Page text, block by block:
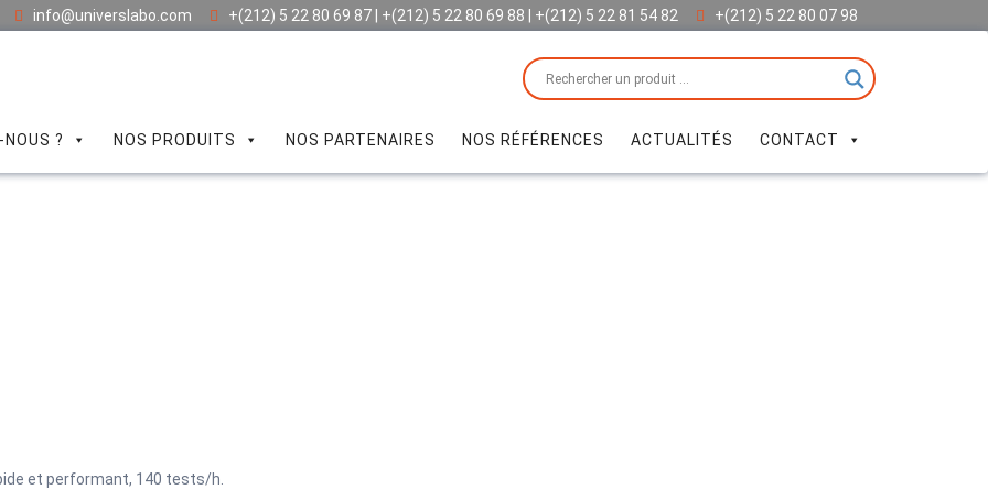
info@universlabo.com +(212) 5 22 80 69 87 | +(212) 5 22 80 69 88 | +(212) 5 22 81 54 82 +(212) 5 22 80 07 98
? NOS PRODUITS NOS PARTENAIRES NOS RÉFÉRENCES ACTUALITÉS CONTACT
et performant, 140 tests/h.